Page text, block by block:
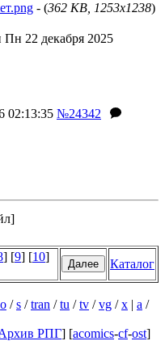
- (362 KB, 1253x1238)
Пн 22 декабря 2025
02:13:35 №24342
]
] [9] [10]
Каталог
o /s /tran /tu /tv /vg /x | a /
РПГ] [acomics-cf-ost]